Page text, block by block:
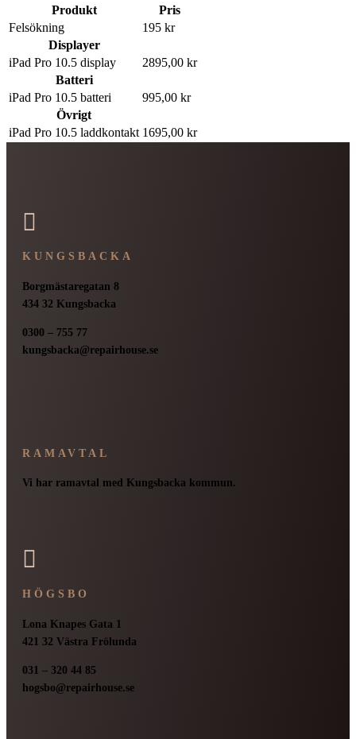
Produkt
Pris
Felsökning
195 kr
Displayer
iPad Pro 10.5 display
2895,00 kr
Batteri
iPad Pro 10.5 batteri
995,00 kr
Övrigt
iPad Pro 10.5 laddkontakt 1695,00 kr

KUNGSBACKA
Borgmästaregatan 8
434 32 Kungsbacka
0300 – 755 77
kungsbacka@repairhouse.se
RAMAVTAL
Vi har ramavtal med Kungsbacka kommun.

HÖGSBO
Lona Knapes Gata 1
421 32 Västra Frölunda
031 – 320 44 85
hogsbo@repairhouse.se